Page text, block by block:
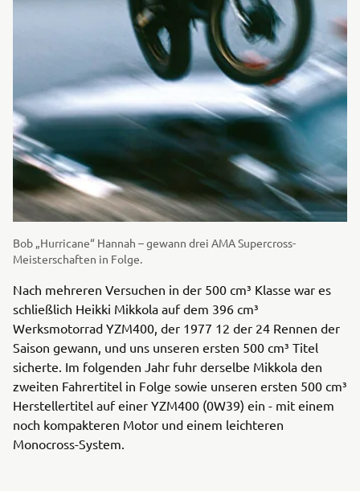
Bob „Hurricane“ Hannah – gewann drei AMA Supercross-
Meisterschaften in Folge.
Nach mehreren Versuchen in der 500 cm³ Klasse war es
schließlich Heikki Mikkola auf dem 396 cm³
Werksmotorrad YZM400, der 1977 12 der 24 Rennen der
Saison gewann, und uns unseren ersten 500 cm³ Titel
sicherte. Im folgenden Jahr fuhr derselbe Mikkola den
zweiten Fahrertitel in Folge sowie unseren ersten 500 cm³
Herstellertitel auf einer YZM400 (0W39) ein - mit einem
noch kompakteren Motor und einem leichteren
Monocross-System.